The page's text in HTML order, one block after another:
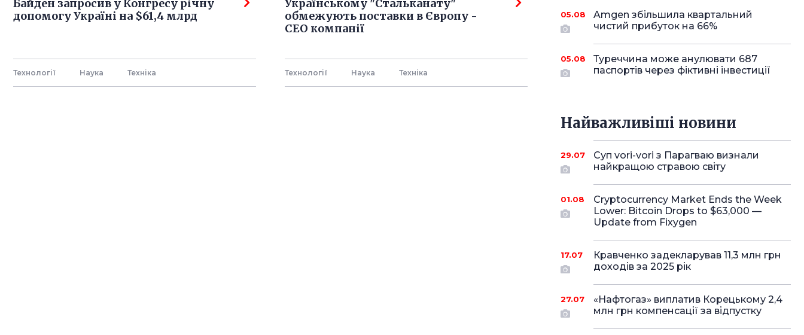
Байден запросив у Конгресу річну
допомогу Україні на $61,4 млрд
Технології Наука Технiка
Українському "Стальканату"
обмежують поставки в Європу -
СЕО компанії
Технології Наука Технiка
05.08
Amgen збільшила квартальний
чистий прибуток на 66%
05.08
Туреччина може анулювати 687
паспортів через фіктивні інвестиції
Найважливіші новини
29.07
Суп vori-vori з Парагваю визнали
найкращою стравою світу
01.08
Cryptocurrency Market Ends the Week
Lower: Bitcoin Drops to $63,000 —
Update from Fixygen
17.07
Кравченко задекларував 11,3 млн грн
доходів за 2025 рік
27.07
«Нафтогаз» виплатив Корецькому 2,4
млн грн компенсації за відпустку